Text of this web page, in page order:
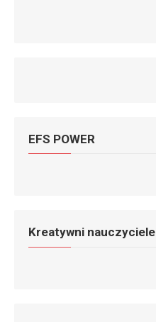
EFS POWER
Kreatywni nauczyciele